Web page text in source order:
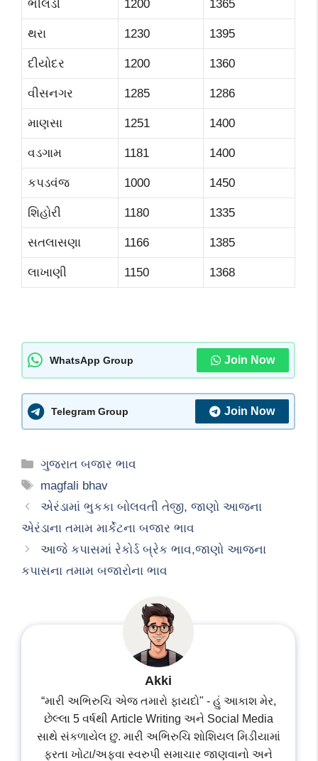
ભીલડી 1200 1365
થરા 1230 1395
દીયોદર 1200 1360
વીસનગર 1285 1286
માણસા 1251 1400
વડગામ 1181 1400
કપડવંજ 1000 1450
શિહોરી 1180 1335
સતલાસણા 1166 1385
લાખાણી 1150 1368
WhatsApp Group Join Now
Telegram Group Join Now
Categories
ગુજરાત બજાર ભાવ
Tags
magfali bhav
એરંડામાં ભુકકા બોલવતી તેજી, જાણો આજના
એરંડાના તમામ માર્કેટના બજાર ભાવ
આજે કપાસમાં રેકોર્ડ બ્રેક ભાવ,જાણો આજના
કપાસના તમામ બજારોના ભાવ
Akki
“મારી અભિરુચિ એજ તમારો ફાયદો" - હું આકાશ મેર,
છેલ્લા 5 વર્ષથી Article Writing અને Social Media
સાથે સંકળાયેલ છુ. મારી અભિરુચિ શોશિયલ મિડીયામાં
ફરતા ખોટા/અફવા સ્વરુપી સમાચાર જાણવાનો અને